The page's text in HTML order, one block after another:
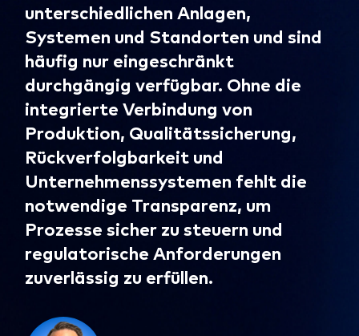
unterschiedlichen Anlagen,
Systemen und Standorten und sind
häufig nur eingeschränkt
durchgängig verfügbar. Ohne die
integrierte Verbindung von
Produktion, Qualitätssicherung,
Rückverfolgbarkeit und
Unternehmenssystemen fehlt die
notwendige Transparenz, um
Prozesse sicher zu steuern und
regulatorische Anforderungen
zuverlässig zu erfüllen.